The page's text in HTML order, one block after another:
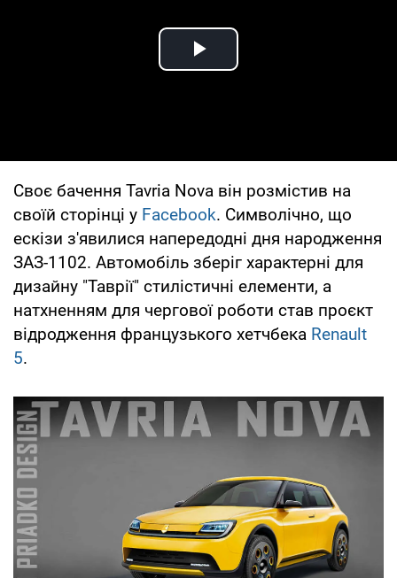
Play Video
Своє бачення Tavria Nova він розмістив на
своїй сторінці у Facebook. Символічно, що
ескізи з'явилися напередодні дня народження
ЗАЗ-1102. Автомобіль зберіг характерні для
дизайну "Таврії" стилістичні елементи, а
натхненням для чергової роботи став проєкт
відродження французького хетчбека Renault
5.